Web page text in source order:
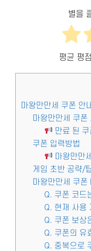
별을
평균 평점
마왕만만세 쿠폰 안
마왕만만세 쿠폰
만료 된
쿠폰 입력방법
마왕만만
게임 초반 공략/
마왕만만세 쿠폰
Q. 쿠폰 코드
Q. 현재 사용
Q. 쿠폰 보상
Q. 쿠폰의 유
Q. 중복으로